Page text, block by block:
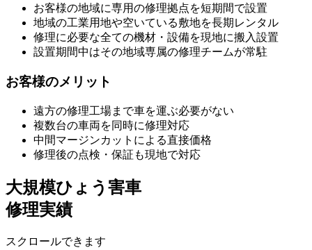
お客様の地域に専用の修理拠点を短期間で設置
地域の工業用地や空いている敷地を長期レンタル
修理に必要な全ての機材・設備を現地に搬入設置
設置期間中はその地域専属の修理チームが常駐
お客様のメリット
遠方の修理工場まで車を運ぶ必要がない
複数台の車両を同時に修理対応
中間マージンカットによる直接価格
修理後の点検・保証も現地で対応
大規模ひょう害車
修理実績
スクロールできます